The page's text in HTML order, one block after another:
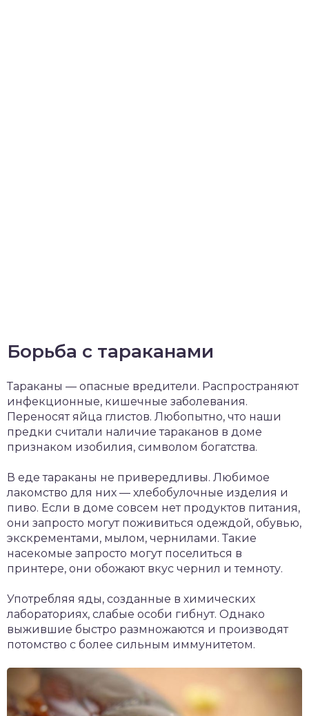
Борьба с тараканами
Тараканы — опасные вредители. Распространяют
инфекционные, кишечные заболевания.
Переносят яйца глистов. Любопытно, что наши
предки считали наличие тараканов в доме
признаком изобилия, символом богатства.
В еде тараканы не привередливы. Любимое
лакомство для них — хлебобулочные изделия и
пиво. Если в доме совсем нет продуктов питания,
они запросто могут поживиться одеждой, обувью,
экскрементами, мылом, чернилами. Такие
насекомые запросто могут поселиться в
принтере, они обожают вкус чернил и темноту.
Употребляя яды, созданные в химических
лабораториях, слабые особи гибнут. Однако
выжившие быстро размножаются и производят
потомство с более сильным иммунитетом.